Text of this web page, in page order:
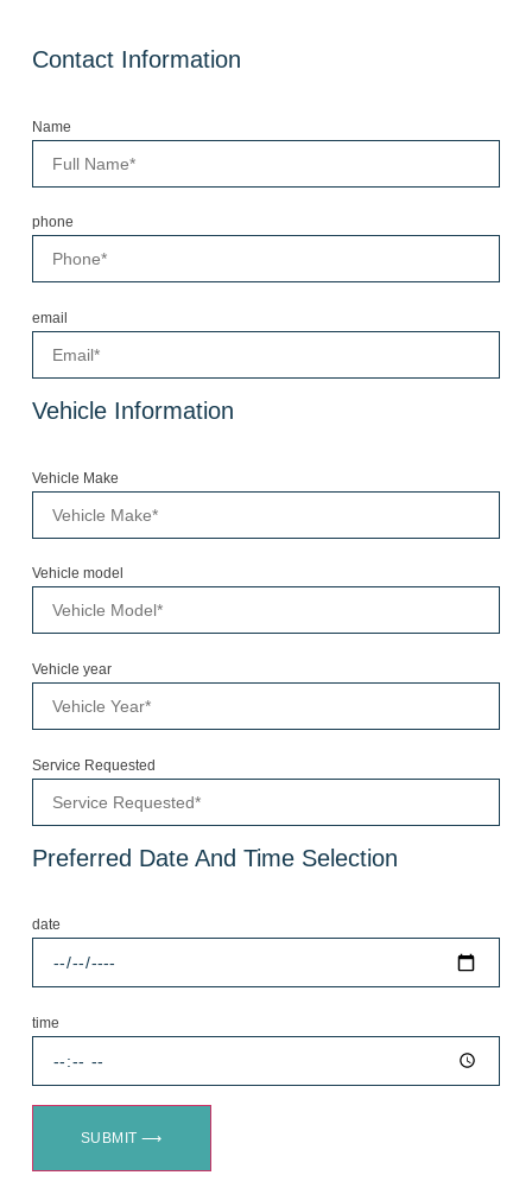
Contact Information
Name
phone
email
Vehicle Information
Vehicle Make
Vehicle model
Vehicle year
Service Requested
Preferred Date And Time Selection
date
time
SUBMIT ⟶